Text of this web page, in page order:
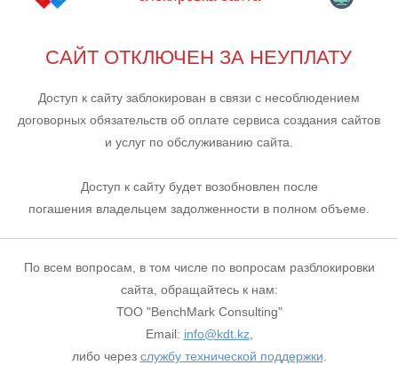
САЙТ ОТКЛЮЧЕН ЗА НЕУПЛАТУ
Доступ к сайту заблокирован в связи с несоблюдением
договорных обязательств об оплате сервиса создания сайтов
и услуг по обслуживанию сайта.
Доступ к сайту будет возобновлен после
погашения владельцем задолженности в полном объеме.
По всем вопросам, в том числе по вопросам разблокировки
сайта, обращайтесь к нам:
ТОО "BenchMark Consulting"
Email: info@kdt.kz,
либо через службу технической поддержки.